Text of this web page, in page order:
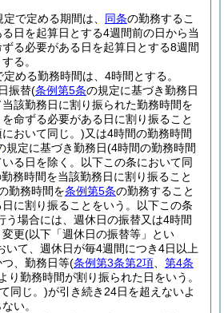
定で定める期間は、 同条の勤務するこ
日を起算日とする4週間前の日から当
る必要がある日を起算日とする8週間
る。
める勤務時間は、4時間とする。
振替(条例第5条の規定に基づき勤務日
該勤務日に割り振られた勤務時間を
命ずる必要がある日に割り振ること
おいて同じ。)又は4時間の勤務時間
規定に基づき勤務日(4時間の勤務時間
る日を除く。以下この条において同
務時間を当該勤務日に割り振ること
勤務時間を条例第5条の勤務すること
に割り振ることをいう。以下この条
う場合には、週休日の振替又は4時間
更(以下「週休日の振替等」とい
いて、週休日が毎4週間につき4日以上
、勤務日等(条例第3条第2項
第4条
り勤務時間が割り振られた日をいう。
同じ。)が引き続き24日を超えないよ
い。